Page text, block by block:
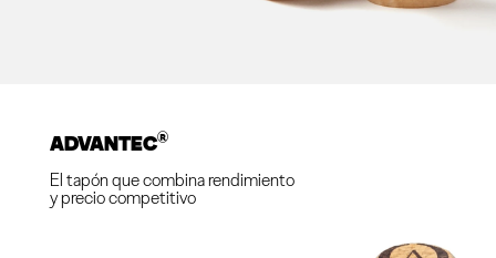
ADVANTEC®
El tapón que combina rendimiento
y precio competitivo